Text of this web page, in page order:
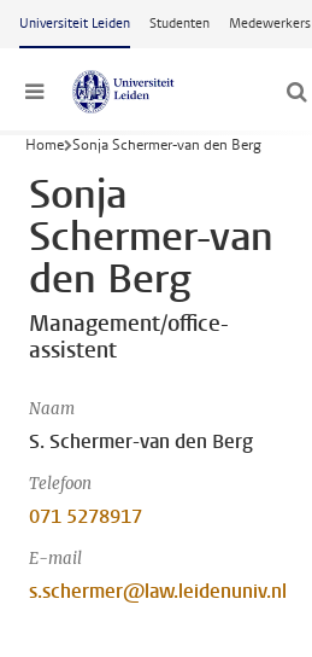
Ga naar hoofdinhoud
Universiteit Leiden Studenten Medewerkers
Menu
Home Sonja Schermer-van den Berg
Sonja
Schermer-van
den Berg
Management/office-
assistent
Naam
S. Schermer-van den Berg
Telefoon
071 5278917
E-mail
s.schermer@law.leidenuniv.nl